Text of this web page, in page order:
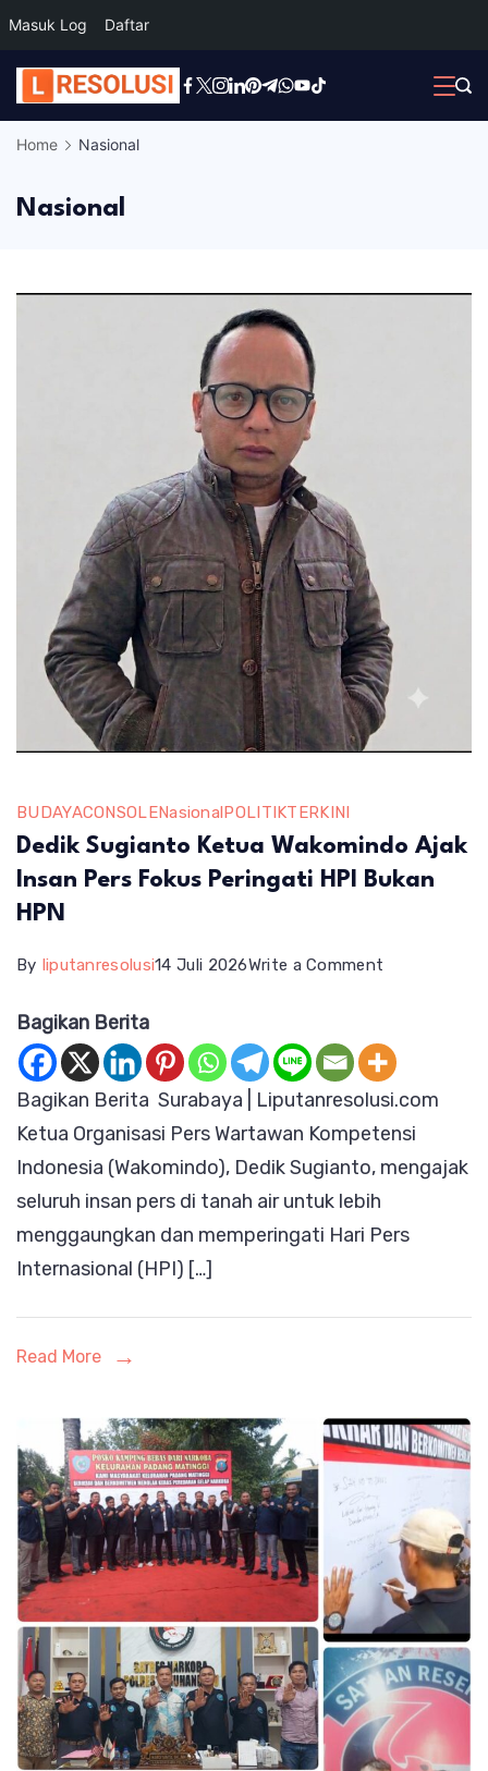
Masuk Log Daftar
Skip
to
content
Home Nasional
Nasional
BUDAYACONSOLENasional POLITIKTERKINI
Dedik Sugianto Ketua Wakomindo Ajak
Insan Pers Fokus Peringati HPI Bukan
HPN
By liputanresolusi14 Juli 2026Write a Comment
Ketua
Wakomindo
Ajak
Insan
Fokus
Bagikan Berita
Bagikan Berita Surabaya | Liputanresolusi.com
Ketua Organisasi Pers Wartawan Kompetensi
Indonesia (Wakomindo), Dedik Sugianto, mengajak
seluruh insan pers di tanah air untuk lebih
menggaungkan dan memperingati Hari Pers
Internasional (HPI) […]
Read More